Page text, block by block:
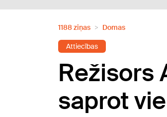
1188 ziņas Domas
Attiecības
Režisors
saprot